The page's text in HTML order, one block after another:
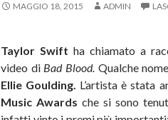
MAGGIO 18, 2015 ADMIN
Taylor Swift ha chiamato a
video di Bad Blood. Qualche
Ellie Goulding. L’artista è stata
Music Awardsche si sono